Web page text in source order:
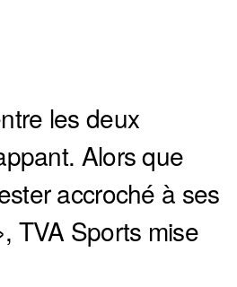
les deux
Alors que
accroché à ses
TVA Sports mise